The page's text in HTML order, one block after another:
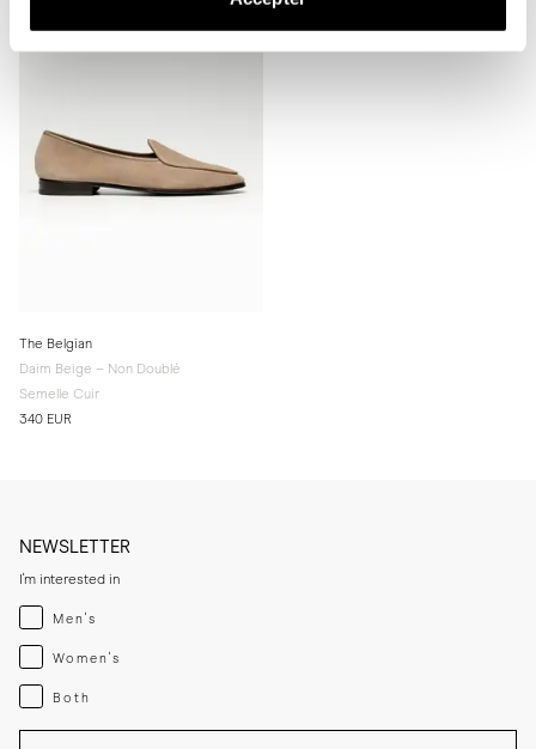
en caoutchouc est recommandé pour améliorer l’adhérence et
prolonger la durée de vie.
The Belgian
Daim Beige – Non Doublé
Semelle Cuir
340 EUR
NEWSLETTER
I'm interested in
Menswear
Men's
Womenswear
Women's
Both
Both
Enter your email adress